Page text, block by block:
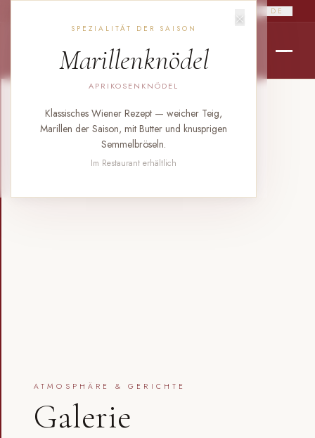
×
SPEZIALITÄT DER SAISON
Marillenknödel
APRIKOSENKNÖDEL
Klassisches Wiener Rezept — weicher Teig,
Marillen der Saison, mit Butter und knusprigen
Semmelbröseln.
Im Restaurant erhältlich
DE
ATMOSPHÄRE & GERICHTE
Galerie